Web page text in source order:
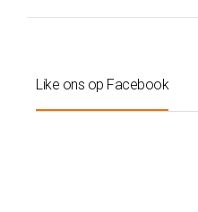
Like ons op Facebook